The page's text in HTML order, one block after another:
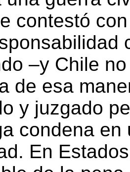
contestó
–y Chile
de esa
y juzgado
condena
En